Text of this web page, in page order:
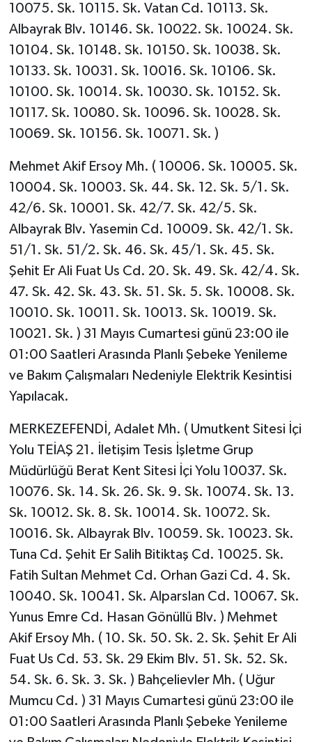
10075. Sk. 10115. Sk. Vatan Cd. 10113. Sk.
Albayrak Blv. 10146. Sk. 10022. Sk. 10024. Sk.
10104. Sk. 10148. Sk. 10150. Sk. 10038. Sk.
10133. Sk. 10031. Sk. 10016. Sk. 10106. Sk.
10100. Sk. 10014. Sk. 10030. Sk. 10152. Sk.
10117. Sk. 10080. Sk. 10096. Sk. 10028. Sk.
10069. Sk. 10156. Sk. 10071. Sk. )
Mehmet Akif Ersoy Mh. ( 10006. Sk. 10005. Sk.
10004. Sk. 10003. Sk. 44. Sk. 12. Sk. 5/1. Sk.
42/6. Sk. 10001. Sk. 42/7. Sk. 42/5. Sk.
Albayrak Blv. Yasemin Cd. 10009. Sk. 42/1. Sk.
51/1. Sk. 51/2. Sk. 46. Sk. 45/1. Sk. 45. Sk.
Şehit Er Ali Fuat Us Cd. 20. Sk. 49. Sk. 42/4. Sk.
47. Sk. 42. Sk. 43. Sk. 51. Sk. 5. Sk. 10008. Sk.
10010. Sk. 10011. Sk. 10013. Sk. 10019. Sk.
10021. Sk. ) 31 Mayıs Cumartesi günü 23:00 ile
01:00 Saatleri Arasında Planlı Şebeke Yenileme
ve Bakım Çalışmaları Nedeniyle Elektrik Kesintisi
Yapılacak.
MERKEZEFENDİ, Adalet Mh. ( Umutkent Sitesi İçi
Yolu TEİAŞ 21. İletişim Tesis İşletme Grup
Müdürlüğü Berat Kent Sitesi İçi Yolu 10037. Sk.
10076. Sk. 14. Sk. 26. Sk. 9. Sk. 10074. Sk. 13.
Sk. 10012. Sk. 8. Sk. 10014. Sk. 10072. Sk.
10016. Sk. Albayrak Blv. 10059. Sk. 10023. Sk.
Tuna Cd. Şehit Er Salih Bitiktaş Cd. 10025. Sk.
Fatih Sultan Mehmet Cd. Orhan Gazi Cd. 4. Sk.
10040. Sk. 10041. Sk. Alparslan Cd. 10067. Sk.
Yunus Emre Cd. Hasan Gönüllü Blv. ) Mehmet
Akif Ersoy Mh. ( 10. Sk. 50. Sk. 2. Sk. Şehit Er Ali
Fuat Us Cd. 53. Sk. 29 Ekim Blv. 51. Sk. 52. Sk.
54. Sk. 6. Sk. 3. Sk. ) Bahçelievler Mh. ( Uğur
Mumcu Cd. ) 31 Mayıs Cumartesi günü 23:00 ile
01:00 Saatleri Arasında Planlı Şebeke Yenileme